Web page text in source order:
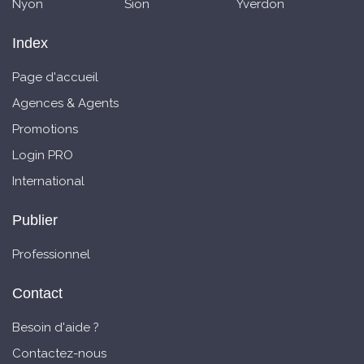
Nyon
Sion Yverdon
Index
Page d'accueil
Agences & Agents
Promotions
Login PRO
International
Publier
Professionnel
Contact
Besoin d'aide ?
Contactez-nous